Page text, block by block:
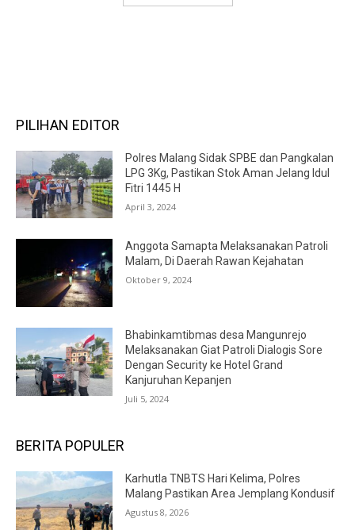
PILIHAN EDITOR
Polres Malang Sidak SPBE dan Pangkalan
LPG 3Kg, Pastikan Stok Aman Jelang Idul
Fitri 1445 H
April 3, 2024
Anggota Samapta Melaksanakan Patroli
Malam, Di Daerah Rawan Kejahatan
Oktober 9, 2024
Bhabinkamtibmas desa Mangunrejo
Melaksanakan Giat Patroli Dialogis Sore
Dengan Security ke Hotel Grand
Kanjuruhan Kepanjen
Juli 5, 2024
BERITA POPULER
Karhutla TNBTS Hari Kelima, Polres
Malang Pastikan Area Jemplang Kondusif
Agustus 8, 2026